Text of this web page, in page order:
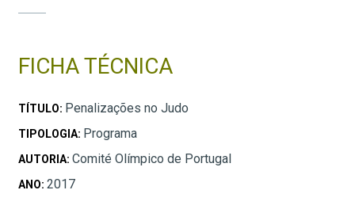
FICHA TÉCNICA
TÍTULO: Penalizações no Judo
TIPOLOGIA: Programa
AUTORIA: Comité Olímpico de Portugal
ANO: 2017